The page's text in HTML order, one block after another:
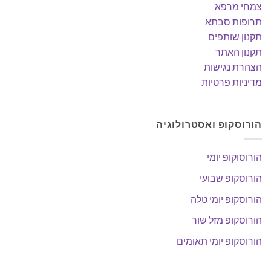
צמחי מרפא
תרופות סבתא
תקנון שותפים
תקנון האתר
הצהרת נגישות
מדיניות פרטיות
הורוסקופ ואסטרולוגיה
הורוסוקופ יומי
הורוסקופ שבועי
הורוסקופ יומי טלה
הורוסקופ מזל שור
הורוסקופ יומי תאומים